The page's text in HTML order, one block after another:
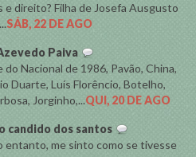
e direito? Filha de Josefa Ausgusto
SÁB, 22 DE AGO
Paiva
Nacional de 1986, Pavão, China,
Duarte, Luís Florêncio, Botelho,
Jorginho,...QUI, 20 DE AGO
candido dos santos
entanto, me sinto como se tivesse